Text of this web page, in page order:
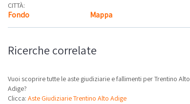
CITTÀ:
Fondo Mappa
Ricerche correlate
Vuoi scoprire tutte le aste giudiziarie e fallimenti per Trentino Alto
Adige?
Clicca: Aste Giudiziarie Trentino Alto Adige